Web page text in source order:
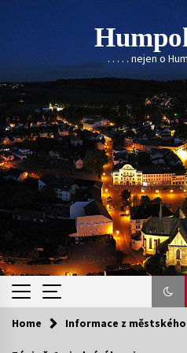
Skip
to
content
. . . . . nejen o
Kam za kulturou?
Home Informace z